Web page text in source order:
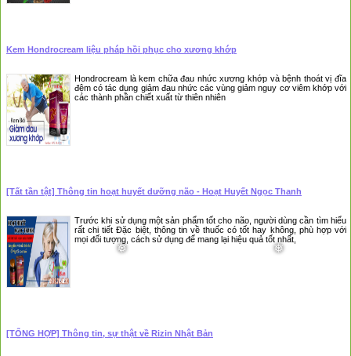
Kem Hondrocream liệu pháp hồi phục cho xương khớp
Hondrocream là kem chữa đau nhức xương khớp và bệnh thoát vị đĩa
đệm có tác dụng giảm đau nhức các vùng giảm nguy cơ viêm khớp với
các thành phần chiết xuất từ thiên nhiên
[Tất tần tật] Thông tin hoạt huyết dưỡng não - Hoạt Huyết Ngọc Thanh
Trước khi sử dụng một sản phẩm tốt cho não, người dùng cần tìm hiểu
rất chi tiết Đặc biệt, thông tin về thuốc có tốt hay không, phù hợp với
mọi đối tượng, cách sử dụng để mang lại hiệu quả tốt nhất,
[TỔNG HỢP] Thông tin, sự thật về Rizin Nhật Bản